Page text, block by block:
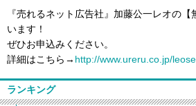
『売れるネット広告社』加藤公一レオの
います！
ぜひお申込みください。
詳細はこちら→ http://www.ureru.co.jp/
ランキング